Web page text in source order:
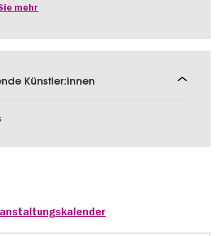
mehr
Künstler:innen